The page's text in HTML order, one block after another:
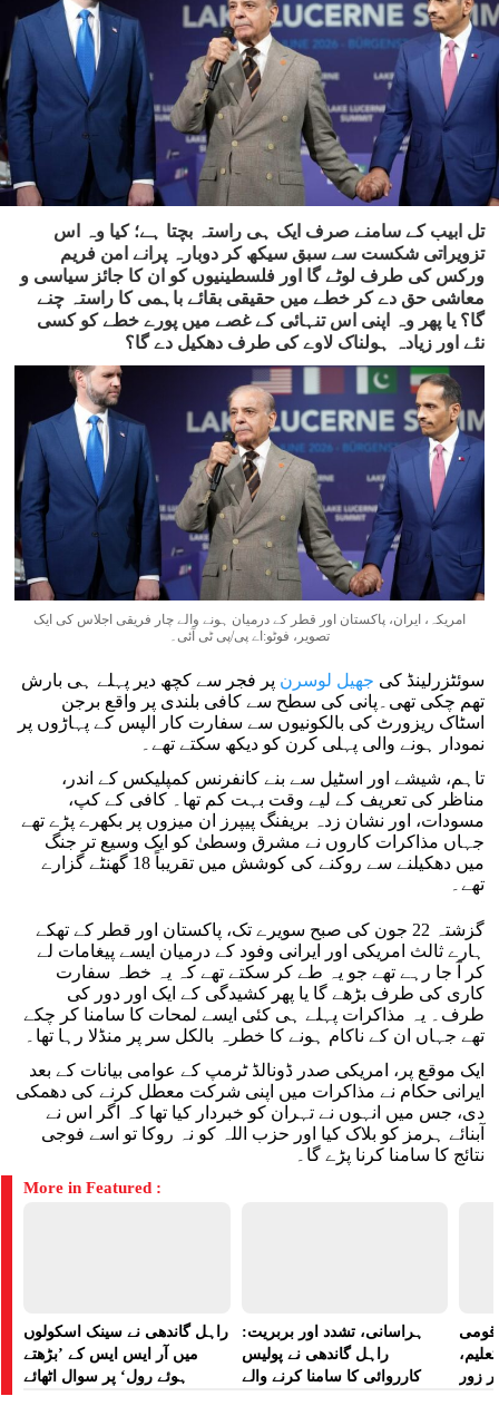
تل ابیب کے سامنے صرف ایک ہی راستہ بچتا ہے؛ کیا وہ اس
تزویراتی شکست سے سبق سیکھ کر دوبارہ پرانے امن فریم
ورکس کی طرف لوٹے گا اور فلسطینیوں کو ان کا جائز سیاسی و
معاشی حق دے کر خطے میں حقیقی بقائے باہمی کا راستہ چنے
گا؟ یا پھر وہ اپنی اس تنہائی کے غصے میں پورے خطے کو کسی
نئے اور زیادہ ہولناک لاوے کی طرف دھکیل دے گا؟
امریکہ، ایران، پاکستان اور قطر کے درمیان ہونے والے چار فریقی اجلاس کی ایک
تصویر، فوٹو:اے پی/پی ٹی آئی۔
سوئٹزرلینڈ کی جھیل لوسرن پر فجر سے کچھ دیر پہلے ہی بارش
تھم چکی تھی۔پانی کی سطح سے کافی بلندی پر واقع برجن
اسٹاک ریزورٹ کی بالکونیوں سے سفارت کار الپس کے پہاڑوں پر
نمودار ہونے والی پہلی کرن کو دیکھ سکتے تھے۔
تاہم، شیشے اور اسٹیل سے بنے کانفرنس کمپلیکس کے اندر،
مناظر کی تعریف کے لیے وقت بہت کم تھا۔ کافی کے کپ،
مسودات، اور نشان زدہ بریفنگ پیپرز ان میزوں پر بکھرے پڑے تھے
جہاں مذاکرات کاروں نے مشرق وسطیٰ کو ایک وسیع تر جنگ
میں دھکیلنے سے روکنے کی کوشش میں تقریباً 18 گھنٹے گزارے
تھے۔
گزشتہ 22 جون کی صبح سویرے تک، پاکستان اور قطر کے تھکے
ہارے ثالث امریکی اور ایرانی وفود کے درمیان ایسے پیغامات لے
کر آ جا رہے تھے جو یہ طے کر سکتے تھے کہ یہ خطہ سفارت
کاری کی طرف بڑھے گا یا پھر کشیدگی کے ایک اور دور کی
طرف۔ یہ مذاکرات پہلے ہی کئی ایسے لمحات کا سامنا کر چکے
تھے جہاں ان کے ناکام ہونے کا خطرہ بالکل سر پر منڈلا رہا تھا۔
ایک موقع پر، امریکی صدر ڈونالڈ ٹرمپ کے عوامی بیانات کے بعد
ایرانی حکام نے مذاکرات میں اپنی شرکت معطل کرنے کی دھمکی
دی، جس میں انہوں نے تہران کو خبردار کیا تھا کہ اگر اس نے
آبنائے ہرمز کو بلاک کیا اور حزب اللہ کو نہ روکا تو اسے فوجی
نتائج کا سامنا کرنا پڑے گا۔
More in Featured :
راہل گاندھی نے سینک اسکولوں
میں آر ایس ایس کے ’بڑھتے
ہوئے رول‘ پر سوال اٹھائے
ہراسانی، تشدد اور بربریت:
راہل گاندھی نے پولیس
کارروائی کا سامنا کرنے والے
قومی
زور